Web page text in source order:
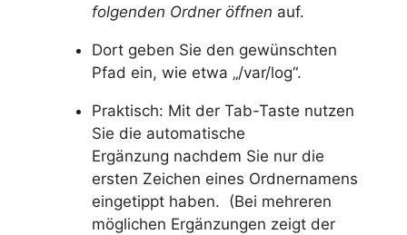
folgenden Ordner öffnen auf.
Dort geben Sie den gewünschten
Pfad ein, wie etwa „/var/log“.
Praktisch: Mit der Tab-Taste nutzen
Sie die automatische
Ergänzung nachdem Sie nur die
ersten Zeichen eines Ordnernamens
eingetippt haben. (Bei mehreren
möglichen Ergänzungen zeigt der